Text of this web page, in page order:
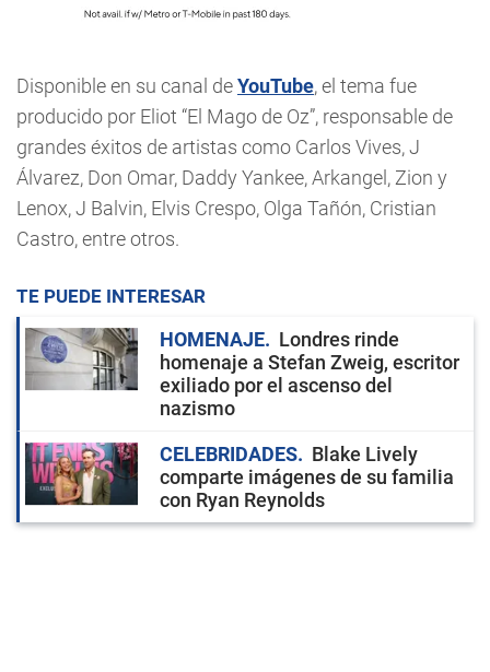
Disponible en su canal deYouTube, el tema fue
producido por Eliot “El Mago de Oz”, responsable de
grandes éxitos de artistas como Carlos Vives, J
Álvarez, Don Omar, Daddy Yankee, Arkangel, Zion y
Lenox, J Balvin, Elvis Crespo, Olga Tañón, Cristian
Castro, entre otros.
TE PUEDE INTERESAR
HOMENAJE
Londres rinde
homenaje a Stefan Zweig, escritor
exiliado por el ascenso del
nazismo
CELEBRIDADES
Blake Lively
comparte imágenes de su familia
con Ryan Reynolds